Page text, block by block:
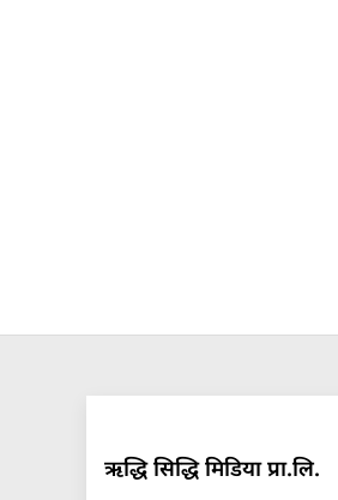
ऋद्धि सिद्धि मिडिया प्रा.लि.